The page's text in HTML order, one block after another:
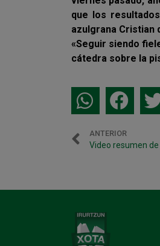
que los
azulgrana Cristian
«Seguir siendo
cátedra sobre la
ANTERIOR
Video resumen